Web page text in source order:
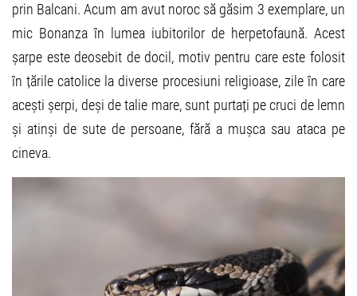
prin Balcani. Acum am avut noroc să găsim 3 exemplare, un
mic Bonanza în lumea iubitorilor de herpetofaună. Acest
șarpe este deosebit de docil, motiv pentru care este folosit
în țările catolice la diverse procesiuni religioase, zile în care
acești șerpi, deși de talie mare, sunt purtați pe cruci de lemn
și atinși de sute de persoane, fără a mușca sau ataca pe
cineva.